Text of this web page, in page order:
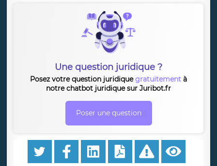
Une question juridique ?
Posez votre question juridiquegratuitement à
notre chatbot juridique sur Juribot.fr
Poser une question